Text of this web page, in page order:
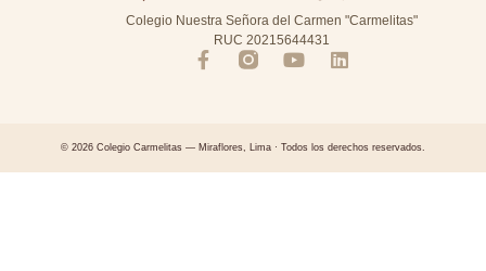
Colegio Nuestra Señora del Carmen "Carmelitas"
RUC 20215644431
© 2026 Colegio Carmelitas — Miraflores, Lima · Todos los derechos reservados.